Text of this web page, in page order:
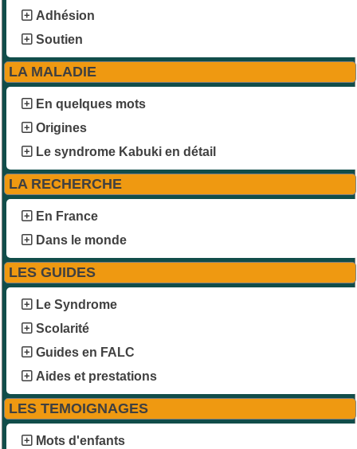
Adhésion
Soutien
LA MALADIE
En quelques mots
Origines
Le syndrome Kabuki en détail
LA RECHERCHE
En France
Dans le monde
LES GUIDES
Le Syndrome
Scolarité
Guides en FALC
Aides et prestations
LES TEMOIGNAGES
Mots d'enfants